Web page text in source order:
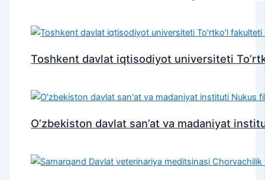
Toshkent davlat iqtisodiyot universiteti
O’zbekiston davlat san’at va madaniyat